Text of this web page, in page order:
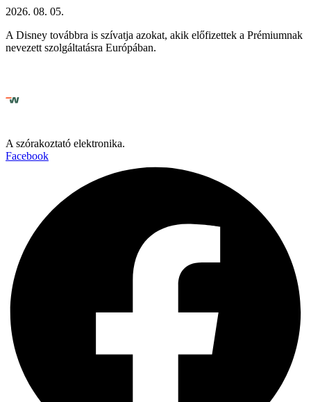
2026. 08. 05.
A Disney továbbra is szívatja azokat, akik előfizettek a Prémiumnak
nevezett szolgáltatásra Európában.
A szórakoztató elektronika.
Facebook